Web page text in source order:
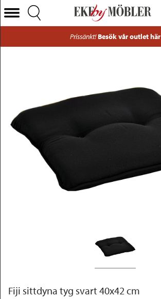
Fiji sittdyna tyg svart 40x42 cm
Välj Kategori
Sängar
Förvaring
Inredning
Prissänkt! Besök vår outlet här
Fiji sittdyna tyg svart 40x42 cm